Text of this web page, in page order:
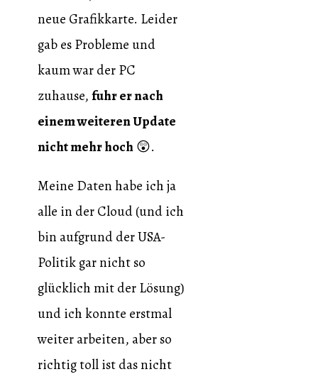
neue Grafikkarte. Leider
gab es Probleme und
kaum war der PC
zuhause,fuhr er nach
einem weiteren Update
nicht mehr hoch😲.
Meine Daten habe ich ja
alle in der Cloud (und ich
bin aufgrund der USA-
Politik gar nicht so
glücklich mit der Lösung)
und ich konnte erstmal
weiter arbeiten, aber so
richtig toll ist das nicht